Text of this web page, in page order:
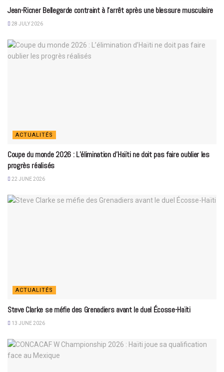
Jean-Ricner Bellegarde contraint à l’arrêt après une blessure musculaire
28 JULY 2026
ACTUALITÉS
Coupe du monde 2026 : L’élimination d’Haïti ne doit pas faire oublier les
progrès réalisés
22 JUNE 2026
ACTUALITÉS
Steve Clarke se méfie des Grenadiers avant le duel Écosse-Haïti
13 JUNE 2026